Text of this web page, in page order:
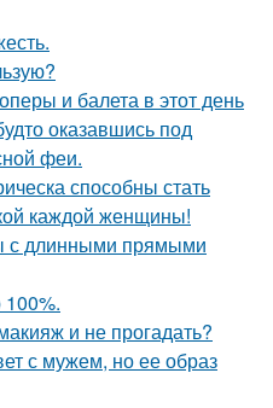
и балета в этот день
оказавшись под
феи.
способны стать
каждой женщины!
с длинными прямыми
и не прогадать?
с мужем, но ее образ